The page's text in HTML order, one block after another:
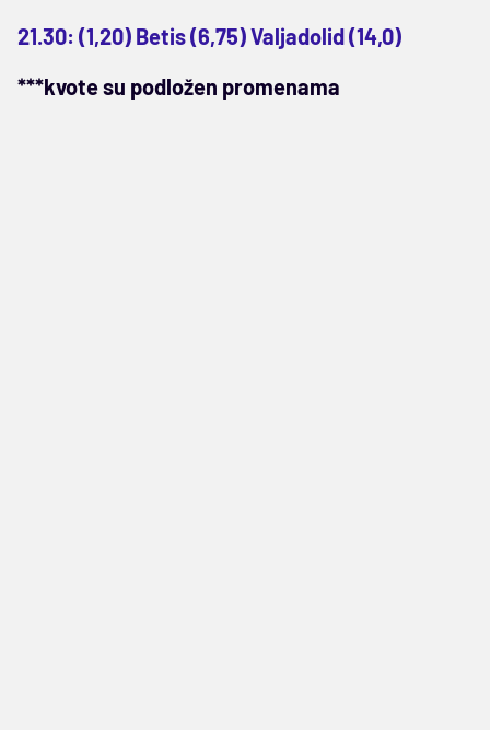
21.30: (1,20) Betis (6,75) Valjadolid (14,0)
***kvote su podložen promenama